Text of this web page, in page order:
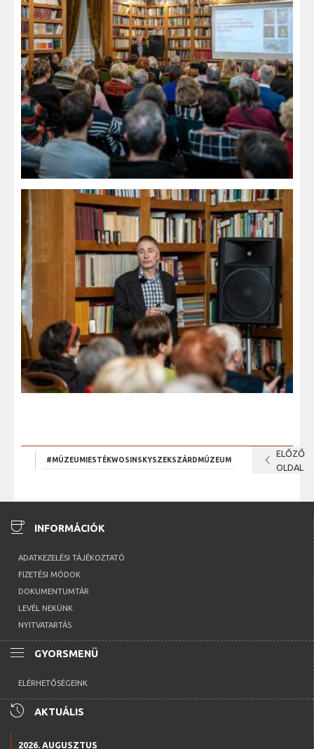
#MÚZEUMIESTÉKWOSINSKYSZEKSZÁRDMÚZEUM chevron_left
ELŐZŐ
OLDAL
coffee INFORMÁCIÓK
ADATKEZELÉSI TÁJÉKOZTATÓ
FIZETÉSI MÓDOK
DOKUMENTUMTÁR
LEVÉL NEKÜNK
NYITVATARTÁS
menu GYORSMENÜ
ELÉRHETŐSÉGEINK
history AKTUÁLIS
2026. AUGUSZTUS